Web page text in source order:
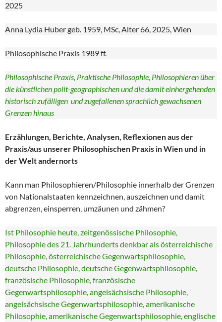
2025
Anna Lydia Huber geb. 1959, MSc, Alter 66, 2025, Wien
Philosophische Praxis 1989 ff.
Philosophische Praxis, Praktische Philosophie, Philosophieren über
die künstlichen polit-geographischen und die damit einhergehenden
historisch zufälligen und zugefallenen sprachlich gewachsenen
Grenzen hinaus
Erzählungen, Berichte, Analysen, Reflexionen aus der
Praxis/aus unserer Philosophischen Praxis in Wien und in
der Welt andernorts
Kann man Philosophieren/Philosophie innerhalb der Grenzen
von Nationalstaaten kennzeichnen, auszeichnen und damit
abgrenzen, einsperren, umzäunen und zähmen?
Ist Philosophie heute, zeitgenössische Philosophie,
Philosophie des 21. Jahrhunderts denkbar als österreichische
Philosophie, österreichische Gegenwartsphilosophie,
deutsche Philosophie, deutsche Gegenwartsphilosophie,
französische Philosophie, französische
Gegenwartsphilosophie, angelsächsische Philosophie,
angelsächsische Gegenwartsphilosophie, amerikanische
Philosophie, amerikanische Gegenwartsphilosophie, englische